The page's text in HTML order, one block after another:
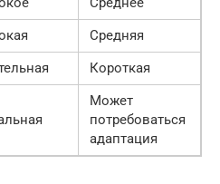
Средняя
Короткая
Может
потребоваться
адаптация